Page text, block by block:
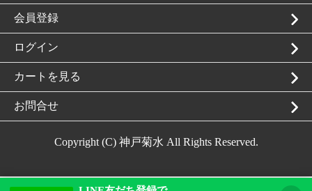
会員登録
ログイン
カートを見る
お問合せ
Copyright (C) 神戸菊水 All Rights Reserved.